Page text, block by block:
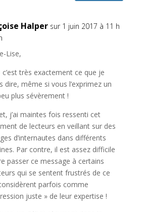
Halper sur 1 juin 2017 à 11 h
Lise,
c’est très exactement ce que je
dire, même si vous l’exprimez un
plus sévèrement !
j’ai maintes fois ressenti cet
de lecteurs en veillant sur des
d’internautes dans différents
Par contre, il est assez difficile
passer ce message à certains
qui se sentent frustrés de ce
parfois comme
juste » de leur expertise !